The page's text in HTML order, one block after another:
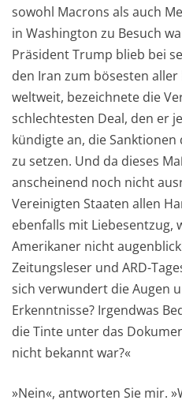
sowohl Macrons als auch
in Washington zu Besuch
Präsident Trump blieb bei
den Iran zum bösesten
weltweit, bezeichnete die
schlechtesten Deal, den er
kündigte an, die
zu setzen. Und da dieses
anscheinend noch nicht
Vereinigten Staaten allen
ebenfalls mit Liebesentzug,
Amerikaner nicht
Zeitungsleser und ARD-
sich verwundert die Augen
Erkenntnisse? Irgendwas
die Tinte unter das
nicht bekannt war?«
»Nein«, antworten Sie mir.